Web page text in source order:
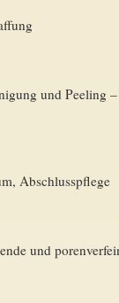
und Peeling
Abschlusspflege
und